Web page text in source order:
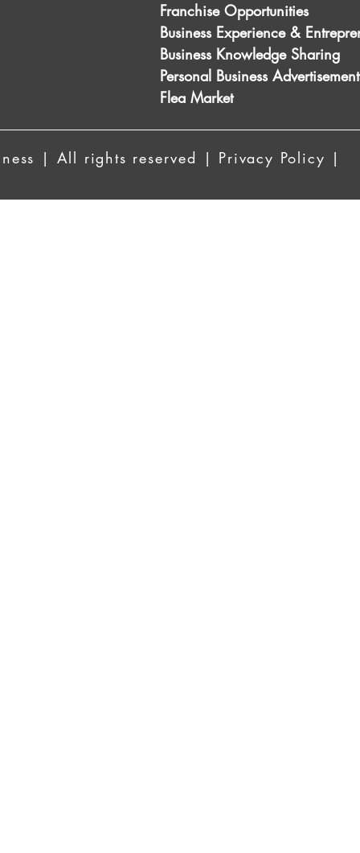
Franchise Opportunities
Business Experience &
Business Knowledge Sharing
Personal Business
Flea Market
| All rights reserved | Privacy Policy |